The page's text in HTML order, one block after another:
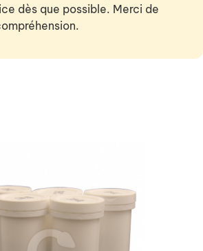
dès que possible. Merci de